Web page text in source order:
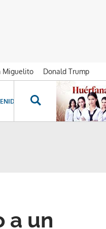
Miguelito
Donald Trump
ESPECIALES NOVELAS
a un